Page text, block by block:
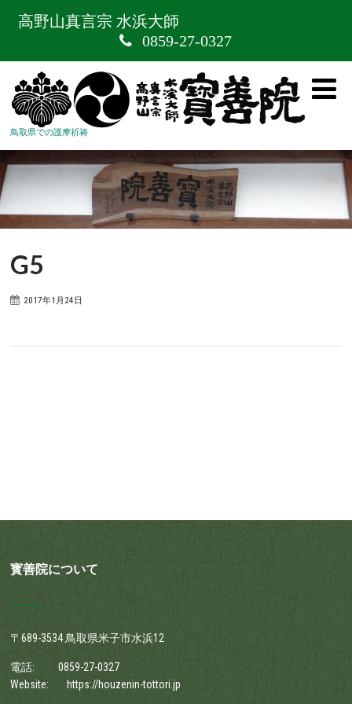
高野山真言宗 水浜大師
0859-27-0327
鳥取県での護摩祈祷
G5
2017年1月24日
寳善院について
〒689-3534 鳥取県米子市水浜12
電話:
0859-27-0327
Website:
https://houzenin-tottori.jp